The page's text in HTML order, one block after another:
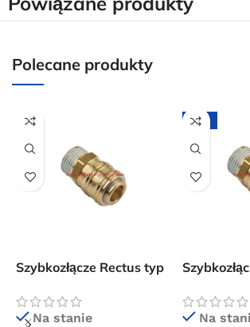
Polecane produkty
Szybkozłącze Rectus typ
zewnętrznym 3/8″
Na stanie
-12%
Na
Darmowa dostawa
Przejdź do sklepu
Oferta ograniczona czasowo